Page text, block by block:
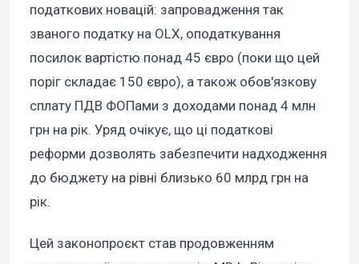
податкових новацій: запровадження так
званого податку на OLX, оподаткування
посилок вартістю понад 45 євро (поки що цей
поріг складає 150 євро), а також обов'язкову
сплату ПДВ ФОПами з доходами понад 4 млн
грн на рік. Уряд очікує, що ці податкові
реформи дозволять забезпечити надходження
до бюджету на рівні близько 60 млрд грн на
рік.
Цей законопроєкт став продовженням